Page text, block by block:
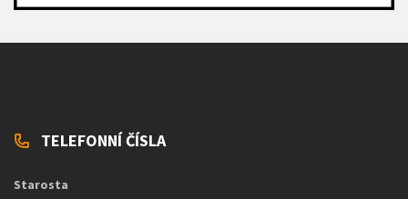
TELEFONNÍ ČÍSLA
Starosta